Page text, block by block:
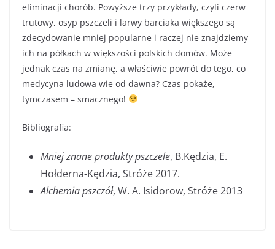
eliminacji chorób. Powyższe trzy przykłady, czyli czerw
trutowy, osyp pszczeli i larwy barciaka większego są
zdecydowanie mniej popularne i raczej nie znajdziemy
ich na półkach w większości polskich domów. Może
jednak czas na zmianę, a właściwie powrót do tego, co
medycyna ludowa wie od dawna? Czas pokaże,
tymczasem – smacznego!
Bibliografia:
Mniej znane produkty pszczele, B.Kędzia, E.
Hołderna-Kędzia, Stróże 2017.
Alchemia pszczół, W. A. Isidorow, Stróże 2013